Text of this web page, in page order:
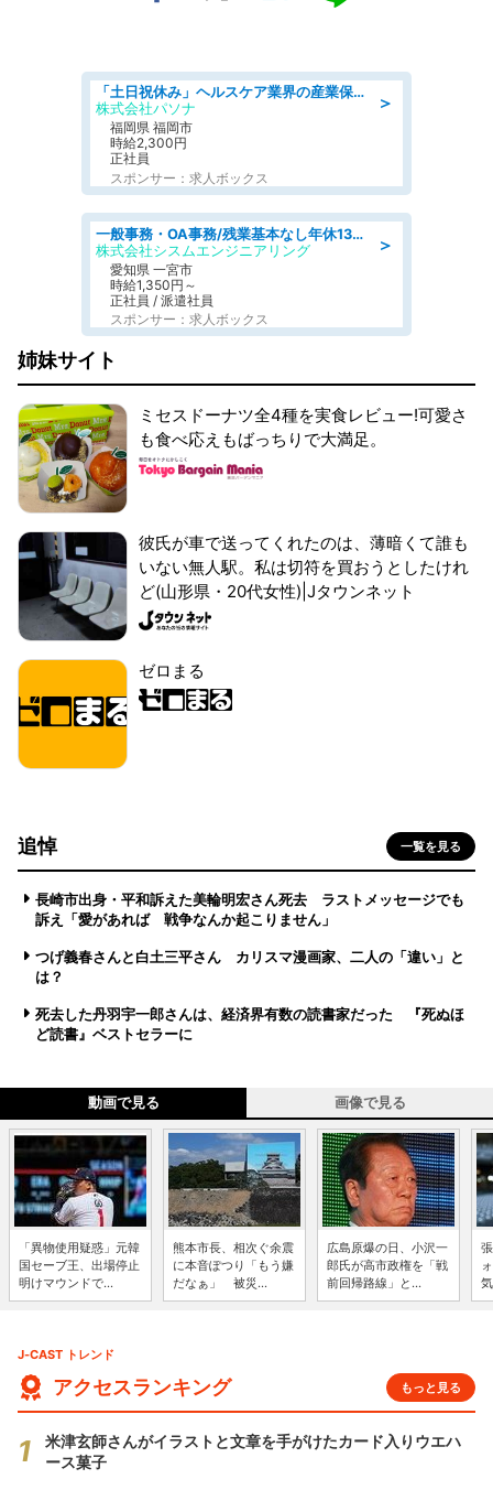
＞
「土日祝休み」ヘルスケア業界の産業保健師/高時給/未経験OK/要資格:保健師、正看護師
株式会社パソナ
福岡県 福岡市
時給2,300円
正社員
スポンサー：求人ボックス
＞
一般事務・OA事務/残業基本なし年休130日社保完備の一般・調達事務
株式会社シスムエンジニアリング
愛知県 一宮市
時給1,350円～
正社員 / 派遣社員
スポンサー：求人ボックス
姉妹サイト
ミセスドーナツ全4種を実食レビュー!可愛さ
も食べ応えもばっちりで大満足。
彼氏が車で送ってくれたのは、薄暗くて誰も
いない無人駅。私は切符を買おうとしたけれ
ど(山形県・20代女性)|Jタウンネット
ゼロまる
追悼 一覧を見る
長崎市出身・平和訴えた美輪明宏さん死去 ラストメッセージでも
訴え「愛があれば 戦争なんか起こりません」
つげ義春さんと白土三平さん カリスマ漫画家、二人の「違い」と
は？
死去した丹羽宇一郎さんは、経済界有数の読書家だった 『死ぬほ
ど読書』ベストセラーに
動画で見る 画像で見る
「異物使用疑惑」元韓
国セーブ王、出場停止
明けマウンドで...
熊本市長、相次ぐ余震
に本音ぽつり「もう嫌
だなぁ」 被災...
広島原爆の日、小沢一
郎氏が高市政権を「戦
前回帰路線」と...
J-CAST トレンド
アクセスランキング もっと見る
米津玄師さんがイラストと文章を手がけたカード入りウエハ
ース菓子